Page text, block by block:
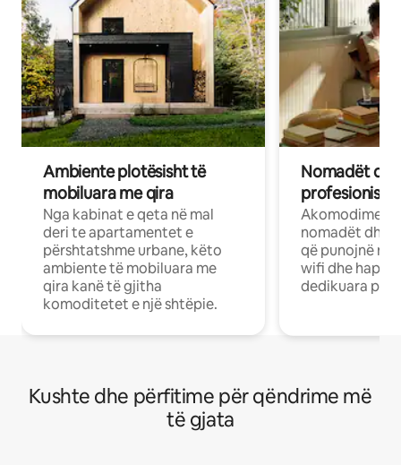
Ambiente plotësisht të
mobiluara me qira
Nga kabinat e qeta në mal
deri te apartamentet e
përshtatshme urbane, këto
ambiente të mobiluara me
qira kanë të gjitha
komoditetet e një shtëpie.
Nomadët
Akomodime
nomadët dhe
që punojnë në
wifi dhe
dedikuara
Kushte dhe përfitime për qëndrime më
të gjata